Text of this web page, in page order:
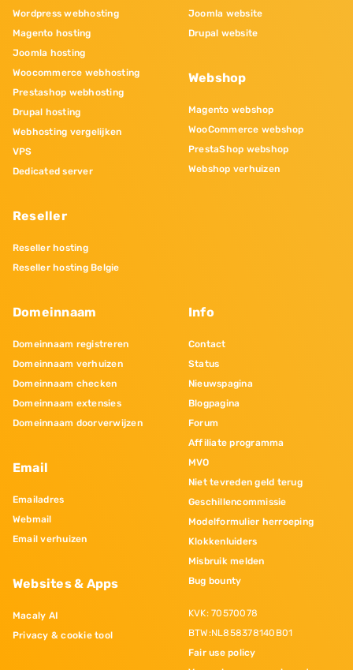
Wordpress webhosting
Magento hosting
Joomla hosting
Woocommerce webhosting
Prestashop webhosting
Drupal hosting
Webhosting vergelijken
VPS
Dedicated server
Reseller
Reseller hosting
Reseller hosting Belgie
Joomla website
Drupal website
Webshop
Magento webshop
WooCommerce webshop
PrestaShop webshop
Webshop verhuizen
Domeinnaam
Domeinnaam registreren
Domeinnaam verhuizen
Domeinnaam checken
Domeinnaam extensies
Domeinnaam doorverwijzen
Email
Emailadres
Webmail
Email verhuizen
Websites & Apps
Macaly AI
Privacy & cookie tool
Info
Contact
Status
Nieuwspagina
Blogpagina
Forum
Affiliate programma
MVO
Niet tevreden geld terug
Geschillencommissie
Modelformulier herroeping
Klokkenluiders
Misbruik melden
Bug bounty
KVK: 70570078
BTW:NL858378140B01
Fair use policy